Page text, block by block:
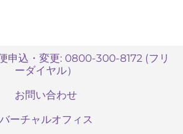
ア
申込・変更: 0800-300-8172 (フリ
ーダイヤル）
お問い合わせ
バーチャルオフィス